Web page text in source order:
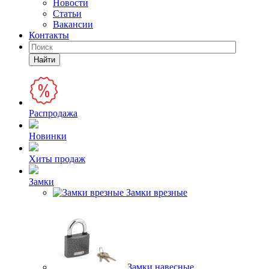
Новости
Статьи
Вакансии
Контакты
Найти
Распродажа
Новинки
Хиты продаж
Замки
Замки врезные
Замки навесные